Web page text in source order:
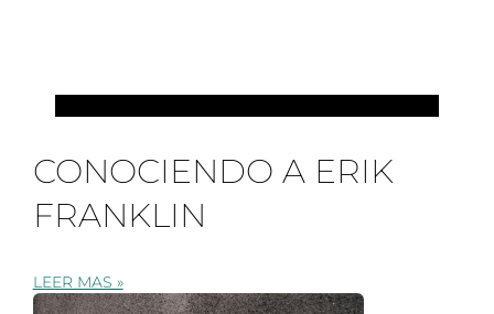
CONOCIENDO A ERIK
FRANKLIN
LEER MAS »